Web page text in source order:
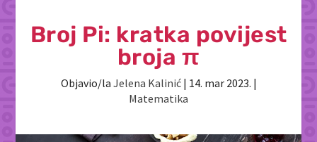
Broj Pi: kratka povijest
broja π
Objavio/la Jelena Kalinić| 14. mar 2023. |
Matematika